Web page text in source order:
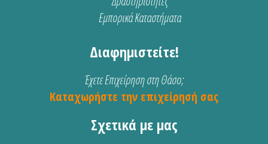
Εμπορικά Καταστήματα
Διαφημιστείτε!
Έχετε Επιχείρηση στη Θάσο;
Καταχωρήστε την επιχείρησή σας
Σχετικά με μας